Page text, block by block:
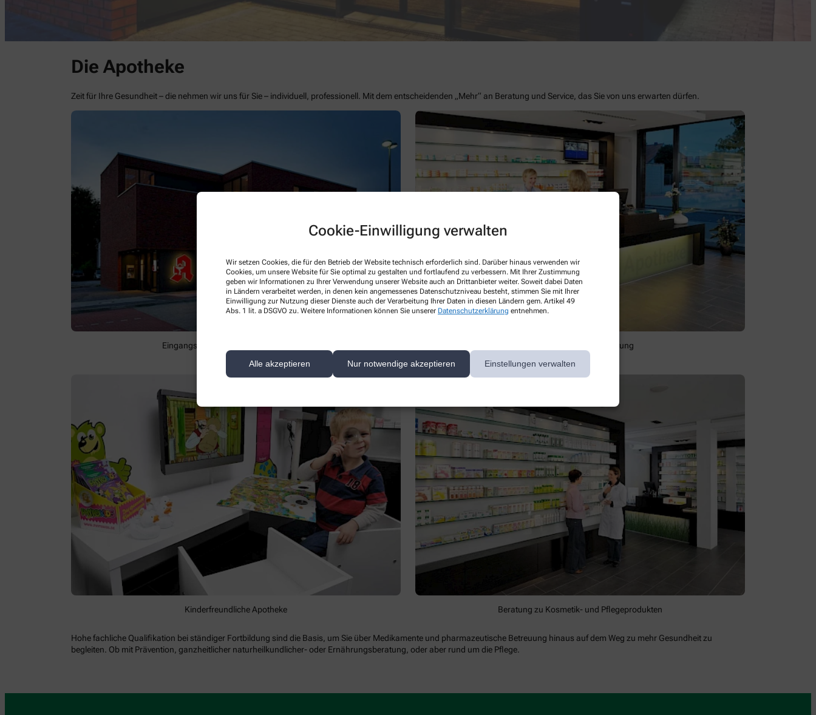
Cookie-Einwilligung verwalten
Wir setzen Cookies, die für den Betrieb der Website technisch erforderlich sind. Darüber hinaus verwenden wir
Cookies, um unsere Website für Sie optimal zu gestalten und fortlaufend zu verbessern. Mit Ihrer Zustimmung
geben wir Informationen zu Ihrer Verwendung unserer Website auch an Drittanbieter weiter. Soweit dabei Daten
in Ländern verarbeitet werden, in denen kein angemessenes Datenschutzniveau besteht, stimmen Sie mit Ihrer
Einwilligung zur Nutzung dieser Dienste auch der Verarbeitung Ihrer Daten in diesen Ländern gem. Artikel 49
Abs. 1 lit. a DSGVO zu. Weitere Informationen können Sie unserer Datenschutzerklärung entnehmen.
Alle akzeptieren Nur notwendige akzeptieren Einstellungen verwalten
Die Apotheke
Zeit für Ihre Gesundheit – die nehmen wir uns für Sie – individuell, professionell. Mit dem entscheidenden „Mehr“ an Beratung und Service, das Sie von uns erwarten dürfen.
Eingangsbereich der St. Josef Apotheke Kundenfreundliche Beratung
Kinderfreundliche Apotheke Beratung zu Kosmetik- und Pflegeprodukten
Hohe fachliche Qualifikation bei ständiger Fortbildung sind die Basis, um Sie über Medikamente und pharmazeutische Betreuung hinaus auf dem Weg zu mehr Gesundheit zu
begleiten. Ob mit Prävention, ganzheitlicher naturheilkundlicher- oder Ernährungsberatung, oder aber rund um die Pflege.